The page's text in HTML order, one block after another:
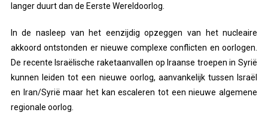
langer duurt dan de Eerste Wereldoorlog.
In de nasleep van het eenzijdig opzeggen van het nucleaire
akkoord ontstonden er nieuwe complexe conflicten en oorlogen.
De recente Israëlische raketaanvallen op Iraanse troepen in Syrië
kunnen leiden tot een nieuwe oorlog, aanvankelijk tussen Israël
en Iran/Syrië maar het kan escaleren tot een nieuwe algemene
regionale oorlog.